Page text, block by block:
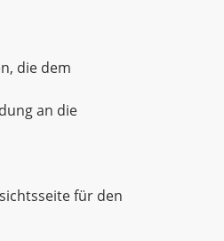
die dem
an die
für den